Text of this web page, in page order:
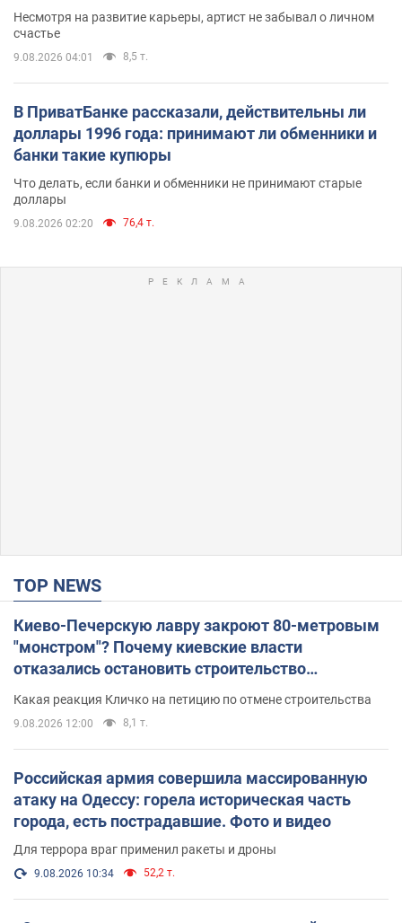
Несмотря на развитие карьеры, артист не забывал о личном
счастье
9.08.2026 04:01 8,5 т.
В ПриватБанке рассказали, действительны ли
доллары 1996 года: принимают ли обменники и
банки такие купюры
Что делать, если банки и обменники не принимают старые
доллары
9.08.2026 02:20 76,4 т.
TOP NEWS
Киево-Печерскую лавру закроют 80-метровым
"монстром"? Почему киевские власти
отказались остановить строительство
Какая реакция Кличко на петицию по отмене строительства
9.08.2026 12:00 8,1 т.
Российская армия совершила массированную
атаку на Одессу: горела историческая часть
города, есть пострадавшие. Фото и видео
Для террора враг применил ракеты и дроны
9.08.2026 10:34 52,2 т.